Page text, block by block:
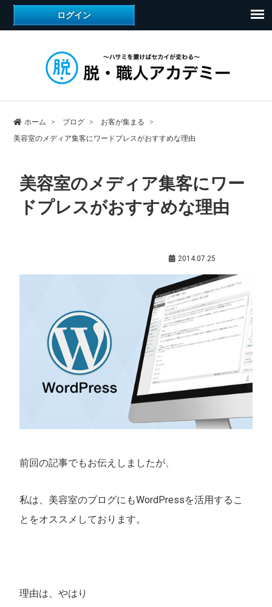
ホーム ブログ
お客が集まる
美容室のメディア集客にワードプレスがおすすめな理由
美容室のメディア集客にワー
ドプレスがおすすめな理由
2014.07.25
前回の記事でもお伝えしましたが、
私は、美容室のブログにもWordPressを活用するこ
とをオススメしております。
理由は、やはり